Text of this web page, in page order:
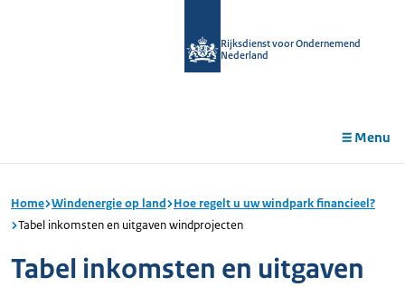
Rijksdienst voor Ondernemend
Nederland
Menu
Home Windenergie op land Hoe regelt u uw windpark financieel?
Tabel inkomsten en uitgaven windprojecten
Tabel inkomsten en uitgaven